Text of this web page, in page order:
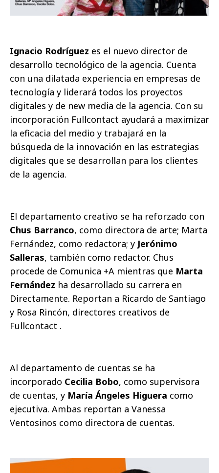
Ignacio Rodríguez es el nuevo director de
desarrollo tecnológico de la agencia. Cuenta
con una dilatada experiencia en empresas de
tecnología y liderará todos los proyectos
digitales y de new media de la agencia. Con su
incorporación Fullcontact ayudará a maximizar
la eficacia del medio y trabajará en la
búsqueda de la innovación en las estrategias
digitales que se desarrollan para los clientes
de la agencia.
El departamento creativo se ha reforzado con
Chus Barranco, como directora de arte; Marta
Fernández, como redactora; y Jerónimo
Salleras, también como redactor. Chus
procede de Comunica +A mientras que Marta
Fernández ha desarrollado su carrera en
Directamente. Reportan a Ricardo de Santiago
y Rosa Rincón, directores creativos de
Fullcontact .
Al departamento de cuentas se ha
incorporado Cecilia Bobo, como supervisora
de cuentas, y María Ángeles Higuera como
ejecutiva. Ambas reportan a Vanessa
Ventosinos como directora de cuentas.